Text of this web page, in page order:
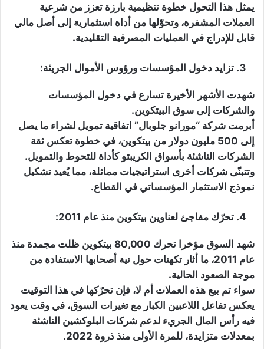
يمثل هذا التحول خطوة تنظيمية بارزة تعزز من شرعية
العملات المشفرة، وتحوّلها من أداة استثمارية إلى أصل مالي
قابل للإدراج في العمليات المصرفية التقليدية.
تزايد دخول المؤسسات ورؤوس الأموال الجريئة:
شهدت الأشهر الأخيرة تسارع في دخول المؤسسات
والشركات إلى سوق البيتكوين.
أبرمت شركة “مورانو جلوبال” اتفاقية تمويل لشراء ما يصل
إلى 500 مليون دولار من بيتكوين، في خطوة تعكس ثقة
الشركات الناشئة بأسواق الكريبتو كأداة للتحوط والتمويل.
وتتبنّى شركات أخرى استراتيجيات مماثلة، مما يُعيد تشكيل
نموذج الاستثمار المؤسساتي في القطاع.
تحرّك مفاجئ لعناوين بيتكوين منذ عام 2011 :
شهد السوق مؤخرا تحرك 80,000 بيتكوين ظلت مجمدة منذ
عام 2011، ما أثار تكهنات حول نية أصحابها الاستفادة من
موجة الصعود الحالية.
سواء تم بيع هذه العملات أم لا، فإن تحرّكها في هذا التوقيت
يعكس تفاعل اللاعبين الكبار مع تغيرات السوق، في وقت يعود
فيه رأس المال الجريء لدعم شركات البلوكشين الناشئة
بمعدلات متزايدة، للمرة الأولى منذ ذروة 2022.